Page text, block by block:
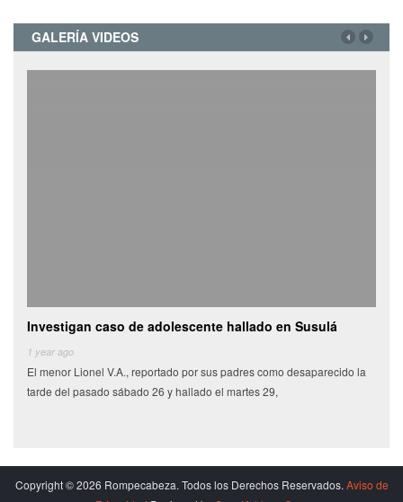
GALERÍA VIDEOS
Investigan caso de adolescente hallado en Susulá
1 year ago
El menor Lionel V.A., reportado por sus padres como desaparecido la
tarde del pasado sábado 26 y hallado el martes 29,
Copyright © 2026 Rompecabeza. Todos los Derechos Reservados. Aviso de